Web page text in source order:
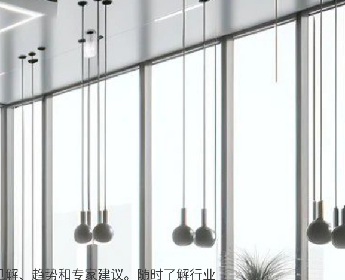
、趋势和专家建议。随时了解行业